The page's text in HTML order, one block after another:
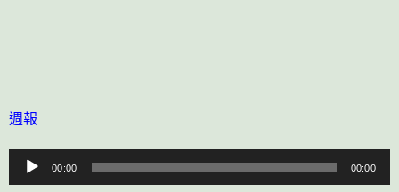
週報
訊
00:00 00:00